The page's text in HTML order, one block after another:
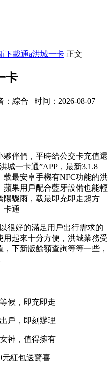
下載通a洪城一卡 正文
卡
：綜合
时间：2026-08-07
伴們，平時給公交卡充值還
城一卡通”APP，最新3.1.8
载最安卓手機有NFC功能的洪
果用戶配合藍牙設備也能輕
陽驟雨，载最即充即走超方
卡通
很好的滿足用戶出行需求的
起來十分方便，洪城業務受
下新版餘額查詢等等一些，
候，即充即走
戶，即刻辦理
神，值得擁有
元紅包送驚喜